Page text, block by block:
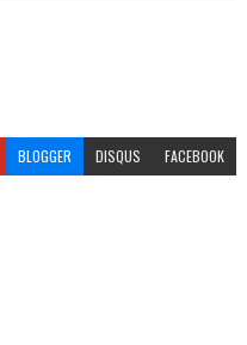
BLOGGER DISQUS FACEBOOK